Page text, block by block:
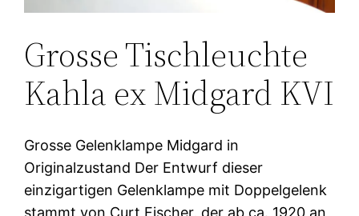
Grosse Tischleuchte
Kahla ex Midgard KVI
Grosse Gelenklampe Midgard in
Originalzustand Der Entwurf dieser
einzigartigen Gelenklampe mit Doppelgelenk
stammt von Curt Fischer, der ab ca. 1920 an